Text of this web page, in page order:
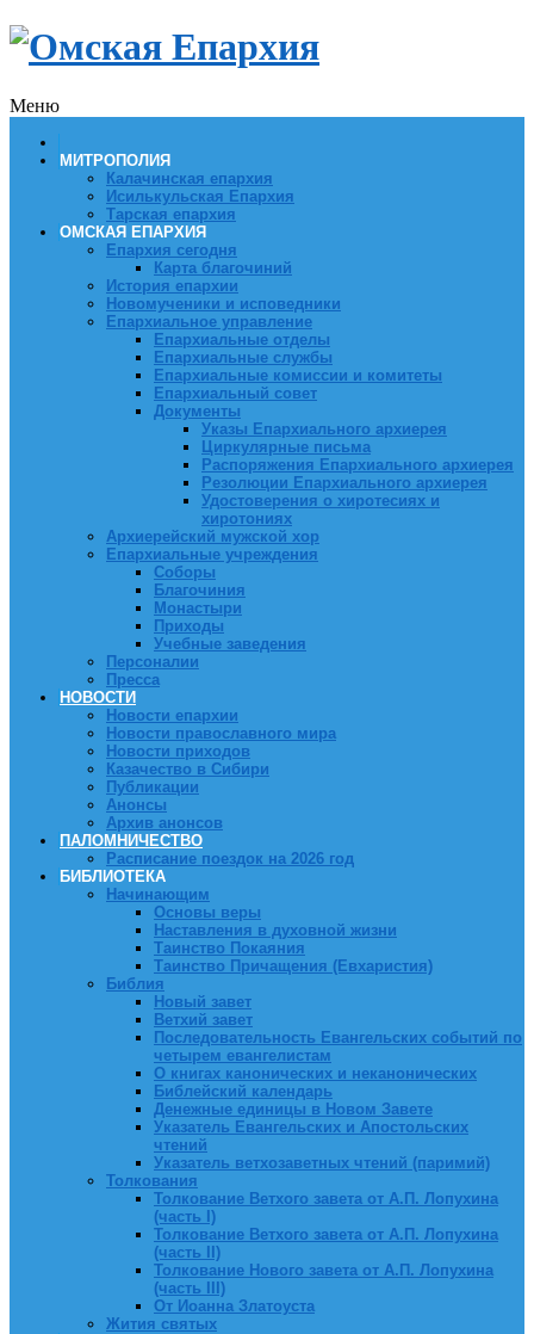
Меню
МИТРОПОЛИЯ
Калачинская епархия
Исилькульская Епархия
Тарская епархия
ОМСКАЯ ЕПАРХИЯ
Епархия сегодня
Карта благочиний
История епархии
Новомученики и исповедники
Епархиальное управление
Епархиальные отделы
Епархиальные службы
Епархиальные комиссии и комитеты
Епархиальный совет
Документы
Указы Епархиального архиерея
Циркулярные письма
Распоряжения Епархиального архиерея
Резолюции Епархиального архиерея
Удостоверения о хиротесиях и
хиротониях
Архиерейский мужской хор
Епархиальные учреждения
Соборы
Благочиния
Монастыри
Приходы
Учебные заведения
Персоналии
Пресса
НОВОСТИ
Новости епархии
Новости православного мира
Новости приходов
Казачество в Сибири
Публикации
Анонсы
Архив анонсов
ПАЛОМНИЧЕСТВО
Расписание поездок на 2026 год
БИБЛИОТЕКА
Начинающим
Основы веры
Наставления в духовной жизни
Таинство Покаяния
Таинство Причащения (Евхаристия)
Библия
Новый завет
Ветхий завет
Последовательность Евангельских событий по
четырем евангелистам
О книгах канонических и неканонических
Библейский календарь
Денежные единицы в Новом Завете
Указатель Евангельских и Апостольских
чтений
Указатель ветхозаветных чтений (паримий)
Толкования
Толкование Ветхого завета от А.П. Лопухина
(часть I)
Толкование Ветхого завета от А.П. Лопухина
(часть II)
Толкование Нового завета от А.П. Лопухина
(часть III)
От Иоанна Златоуста
Жития святых